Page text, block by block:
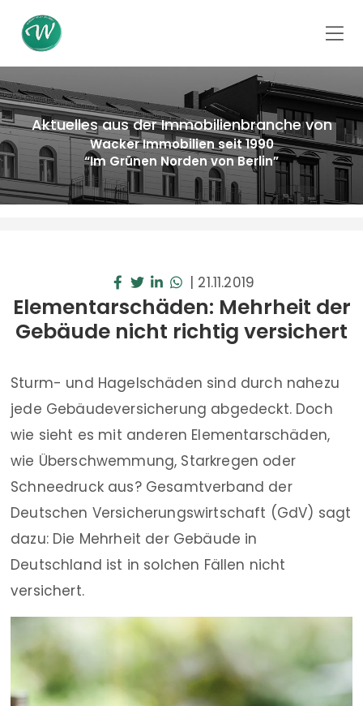
Aktuelles aus der Immobilienbranche von
Wacker Immobilien seit 1990
“Im Grünen Norden von Berlin”
| 21.11.2019
Elementarschäden: Mehrheit der
Gebäude nicht richtig versichert
Sturm- und Hagelschäden sind durch nahezu
jede Gebäudeversicherung abgedeckt. Doch
wie sieht es mit anderen Elementarschäden,
wie Überschwemmung, Starkregen oder
Schneedruck aus? Gesamtverband der
Deutschen Versicherungswirtschaft (GdV) sagt
dazu: Die Mehrheit der Gebäude in
Deutschland ist in solchen Fällen nicht
versichert.